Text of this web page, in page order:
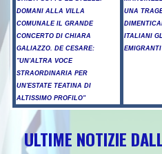
DOMANI ALLA VILLA
COMUNALE IL GRANDE
CONCERTO DI CHIARA
GALIAZZO. DE CESARE:
"UN'ALTRA VOCE
STRAORDINARIA PER
UN'ESTATE TEATINA DI
ALTISSIMO PROFILO"
UNA
ITALIANI
ULTIME NOTIZIE